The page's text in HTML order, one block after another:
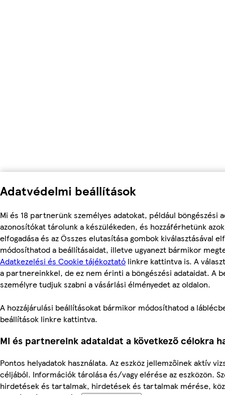
Adatvédelmi beállítások
Mi és 18 partnerünk személyes adatokat, például böngészési
azonosítókat tárolunk a készülékeden, és hozzáférhetünk
elfogadása és az Összes elutasítása gombok kiválasztásával
módosíthatod a beállításaidat, illetve ugyanezt bármikor
Adatkezelési és Cookie tájékoztató linkre kattintva is. A
a partnereinkkel, de ez nem érinti a böngészési adataidat. A
személyre tudjuk szabni a vásárlási élményedet az oldalon.
A hozzájárulási beállításokat bármikor módosíthatod a
beállítások linkre kattintva.
Mi és partnereink adataidat a következő célokra
Pontos helyadatok használata. Az eszköz jellemzőinek aktív
céljából. Információk tárolása és/vagy elérése az eszközön.
hirdetések és tartalmak, hirdetések és tartalmak mérése,